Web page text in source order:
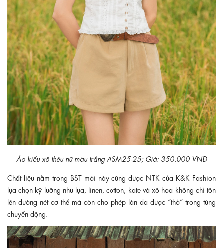
Áo kiểu xô thêu nữ màu trắng ASM25-25; Giá: 350.000 VNĐ
Chất liệu nằm trong BST mới này cũng được NTK của K&K Fashion
lựa chọn kỹ lưỡng như lụa, linen, cotton, kate và xô hoa không chỉ tôn
lên đường nét cơ thể mà còn cho phép làn da được “thở” trong từng
chuyển động.